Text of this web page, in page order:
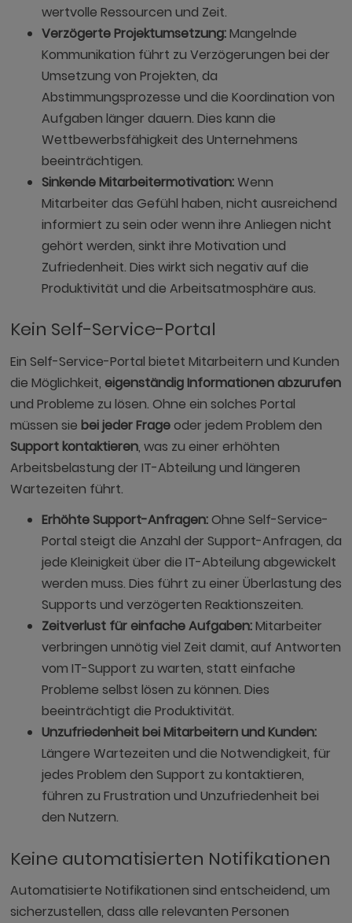
wertvolle Ressourcen und Zeit.
Verzögerte Projektumsetzung:Mangelnde
Kommunikation führt zu Verzögerungen bei der
Umsetzung von Projekten, da
Abstimmungsprozesse und die Koordination von
Aufgaben länger dauern. Dies kann die
Wettbewerbsfähigkeit des Unternehmens
beeinträchtigen.
Sinkende Mitarbeitermotivation:Wenn
Mitarbeiter das Gefühl haben, nicht ausreichend
informiert zu sein oder wenn ihre Anliegen nicht
gehört werden, sinkt ihre Motivation und
Zufriedenheit. Dies wirkt sich negativ auf die
Produktivität und die Arbeitsatmosphäre aus.
Kein Self-Service-Portal
Ein Self-Service-Portal bietet Mitarbeitern und Kunden
die Möglichkeit, eigenständig Informationen abzurufen
und Probleme zu lösen. Ohne ein solches Portal
müssen sie bei jeder Frageoder jedem Problem den
Support kontaktieren, was zu einer erhöhten
Arbeitsbelastung der IT-Abteilung und längeren
Wartezeiten führt.
Erhöhte Support-Anfragen:Ohne Self-Service-
Portal steigt die Anzahl der Support-Anfragen, da
jede Kleinigkeit über die IT-Abteilung abgewickelt
werden muss. Dies führt zu einer Überlastung des
Supports und verzögerten Reaktionszeiten.
Zeitverlust für einfache Aufgaben:Mitarbeiter
verbringen unnötig viel Zeit damit, auf Antworten
vom IT-Support zu warten, statt einfache
Probleme selbst lösen zu können. Dies
beeinträchtigt die Produktivität.
Unzufriedenheit bei Mitarbeitern und Kunden:
Längere Wartezeiten und die Notwendigkeit, für
jedes Problem den Support zu kontaktieren,
führen zu Frustration und Unzufriedenheit bei
den Nutzern.
Keine automatisierten Notifikationen
Automatisierte Notifikationen sind entscheidend, um
sicherzustellen, dass alle relevanten Personen